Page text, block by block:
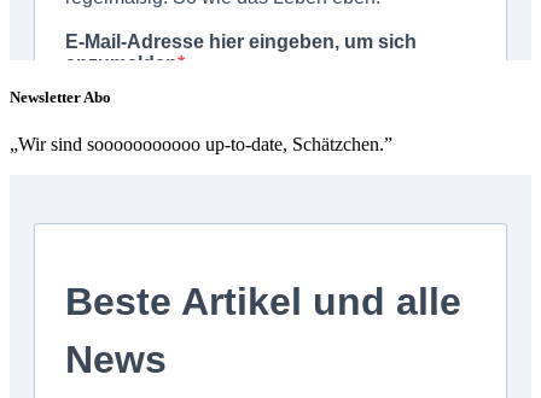
Newsletter Abo
„Wir sind sooooooooooo up-to-date, Schätzchen.”